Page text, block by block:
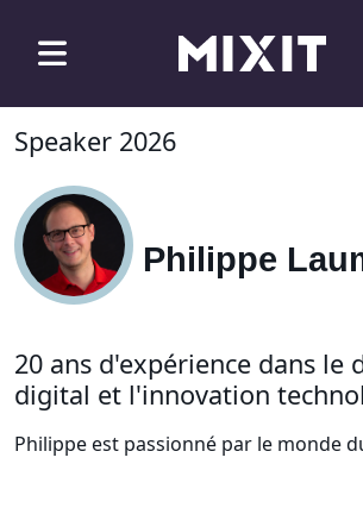
Speaker 2026
Philippe
20 ans d'expérience dans le
digital et l'innovation
Philippe est passionné par le monde